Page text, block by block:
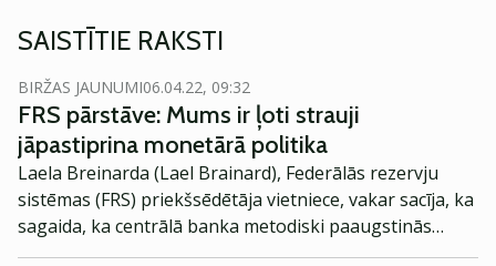
SAISTĪTIE RAKSTI
BIRŽAS JAUNUMI06.04.22, 09:32
FRS pārstāve: Mums ir ļoti strauji
jāpastiprina monetārā politika
Laela Breinarda (Lael Brainard), Federālās rezervju
sistēmas (FRS) priekšsēdētāja vietniece, vakar sacīja, ka
sagaida, ka centrālā banka metodiski paaugstinās
procentu likmes un ātri samazinās bilanci, kas līdz šī